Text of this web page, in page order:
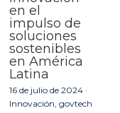
en el
impulso de
soluciones
sostenibles
en América
Latina
16 de julio de 2024 ·
Innovación, govtech